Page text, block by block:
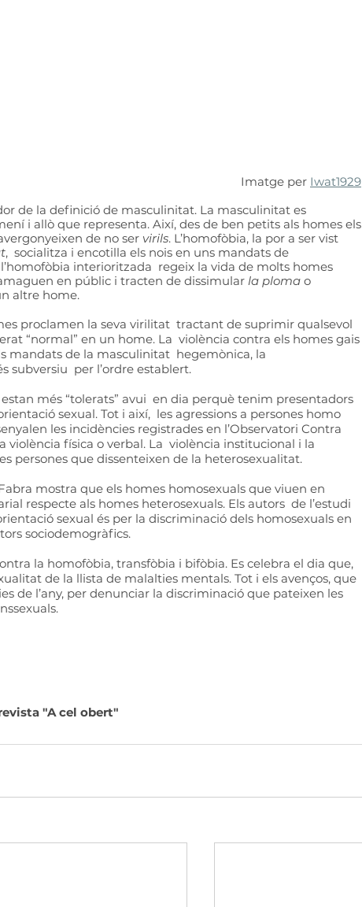
Imatge per Iwat1929
de la definició de masculinitat. La masculinitat es
i allò que representa. Així, des de ben petits als homes els
de no ser virils. L’homofòbia, la por a ser vist
,  socialitza i encotilla els nois en uns mandats de
interioritzada  regeix la vida de molts homes
en públic i tracten de dissimular la ploma o
altre home.
proclamen la seva virilitat  tractant de suprimir qualsevol
“normal” en un home. La  violència contra els homes gais
mandats de la masculinitat  hegemònica, la
subversiu  per l’ordre establert.
estan més “tolerats” avui  en dia perquè tenim presentadors
sexual. Tot i així,  les agressions a persones homo
les incidències registrades en l’Observatori Contra
violència física o verbal. La  violència institucional i la
persones que dissenteixen de la heterosexualitat.
mostra que els homes homosexuals que viuen en
respecte als homes heterosexuals. Els autors  de l’estudi
sexual és per la discriminació dels homosexuals en
sociodemogràfics.
la homofòbia, transfòbia i bifòbia. Es celebra el dia que,
de la llista de malalties mentals. Tot i els avenços, que
de l’any, per denunciar la discriminació que pateixen les
"A cel obert"